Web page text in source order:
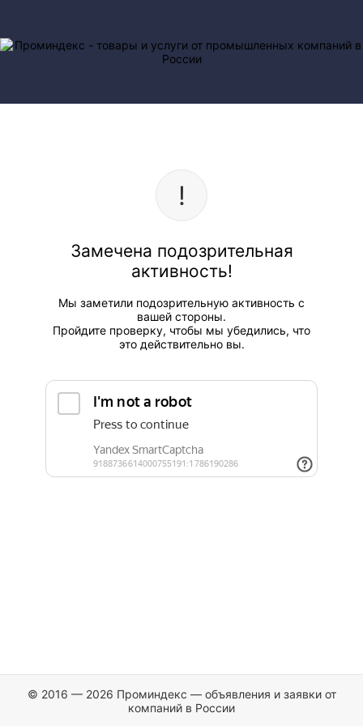
Замечена подозрительная
активность!
Мы заметили подозрительную активность с
вашей стороны.
Пройдите проверку, чтобы мы убедились, что
это действительно вы.
© 2016 — 2026 Проминдекс — объявления и заявки от
компаний в России